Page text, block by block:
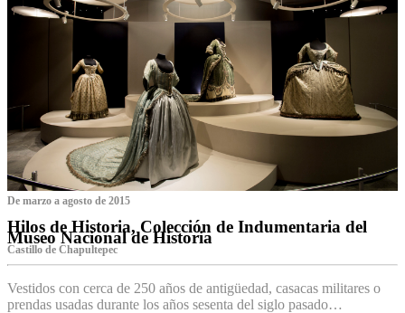
De marzo a agosto de 2015
Hilos de Historia, Colección de Indumentaria del
Museo Nacional de Historia
Castillo de Chapultepec
Vestidos con cerca de 250 años de antigüedad, casacas militares o
prendas usadas durante los años sesenta del siglo pasado…